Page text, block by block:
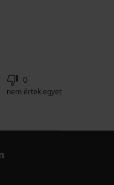
0
nem értek egyet